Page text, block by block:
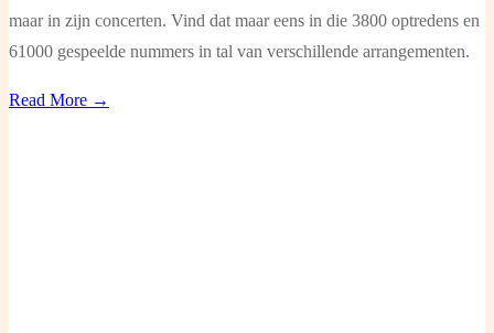
maar in zijn concerten. Vind dat maar eens in die 3800 optredens en
61000 gespeelde nummers in tal van verschillende arrangementen.
Read More →